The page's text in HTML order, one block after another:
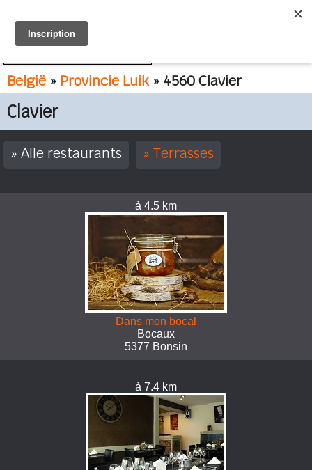
België » Provincie Luik» 4560 Clavier
Clavier
Alle restaurants Terrasses
à 4.5 km
Dans mon bocal
Bocaux
5377 Bonsin
à 7.4 km